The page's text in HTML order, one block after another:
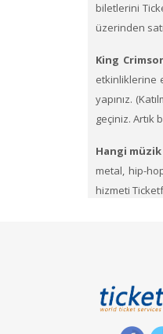
biletlerini
üzerinden
King
etkinliklerine
yapınız.
geçiniz. Artık
Hangi
metal, hip-
hizmeti